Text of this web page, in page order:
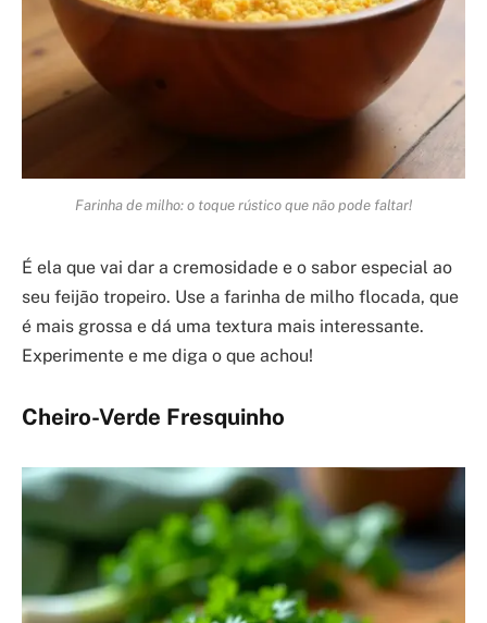
Farinha de milho: o toque rústico que não pode faltar!
É ela que vai dar a cremosidade e o sabor especial ao
seu feijão tropeiro. Use a farinha de milho flocada, que
é mais grossa e dá uma textura mais interessante.
Experimente e me diga o que achou!
Cheiro-Verde Fresquinho